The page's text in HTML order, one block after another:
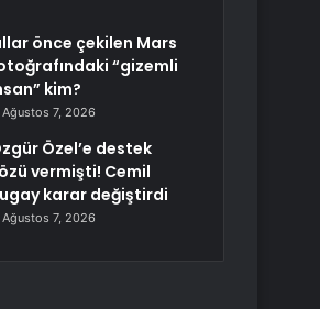
önce çekilen Mars
“gizemli
kim?
Ağustos 7, 2026
Özel’e destek
vermişti! Cemil
karar değiştirdi
Ağustos 7, 2026